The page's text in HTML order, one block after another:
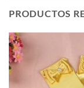
PRODUCTOS